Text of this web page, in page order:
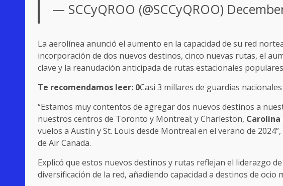
— SCCyQROO (@SCCyQROO)
La aerolínea anunció el aumento en la capacidad de su red
incorporación de dos nuevos destinos, cinco nuevas rutas, el
clave y la reanudación anticipada de rutas estacionales
Te recomendamos leer: 0Casi 3 millares de guardias
“Estamos muy contentos de agregar dos nuevos destinos a
nuestros centros de Toronto y Montreal; y Charleston, Carolina
vuelos a Austin y St. Louis desde Montreal en el verano de
de Air Canada.
Explicó que estos nuevos destinos y rutas reflejan el liderazgo
diversificación de la red, añadiendo capacidad a destinos de ocio